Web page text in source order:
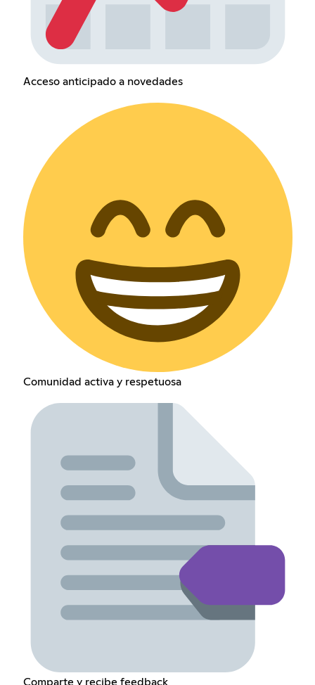
Acceso anticipado a novedades
Comunidad activa y respetuosa
Comparte y recibe feedback